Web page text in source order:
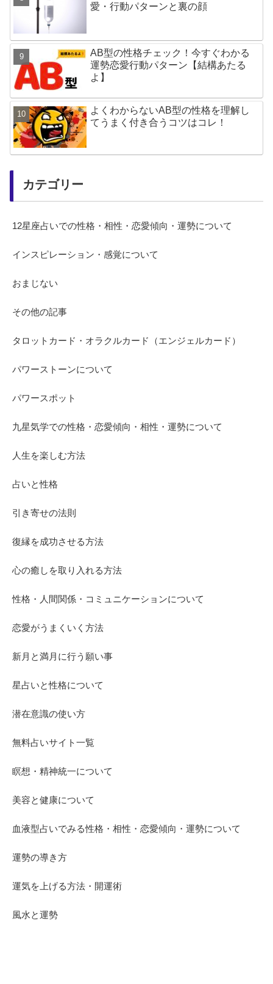
愛・行動パターンと裏の顔
AB型の性格チェック！今すぐわかる
運勢恋愛行動パターン【結構あたる
よ】
よくわからないAB型の性格を理解し
てうまく付き合うコツはコレ！
カテゴリー
12星座占いでの性格・相性・恋愛傾向・運勢について
インスピレーション・感覚について
おまじない
その他の記事
タロットカード・オラクルカード（エンジェルカード）
パワーストーンについて
パワースポット
九星気学での性格・恋愛傾向・相性・運勢について
人生を楽しむ方法
占いと性格
引き寄せの法則
復縁を成功させる方法
心の癒しを取り入れる方法
性格・人間関係・コミュニケーションについて
恋愛がうまくいく方法
新月と満月に行う願い事
星占いと性格について
潜在意識の使い方
無料占いサイト一覧
瞑想・精神統一について
美容と健康について
血液型占いでみる性格・相性・恋愛傾向・運勢について
運勢の導き方
運気を上げる方法・開運術
風水と運勢